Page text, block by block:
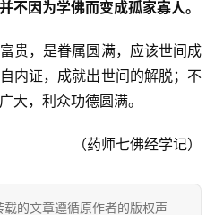
不因为学佛而变成孤家寡人。
贵，是眷属圆满，应该世间成
内证，成就出世间的解脱；不
大，利众功德圆满。
（药师七佛经学记）
的文章遵循原作者的版权声